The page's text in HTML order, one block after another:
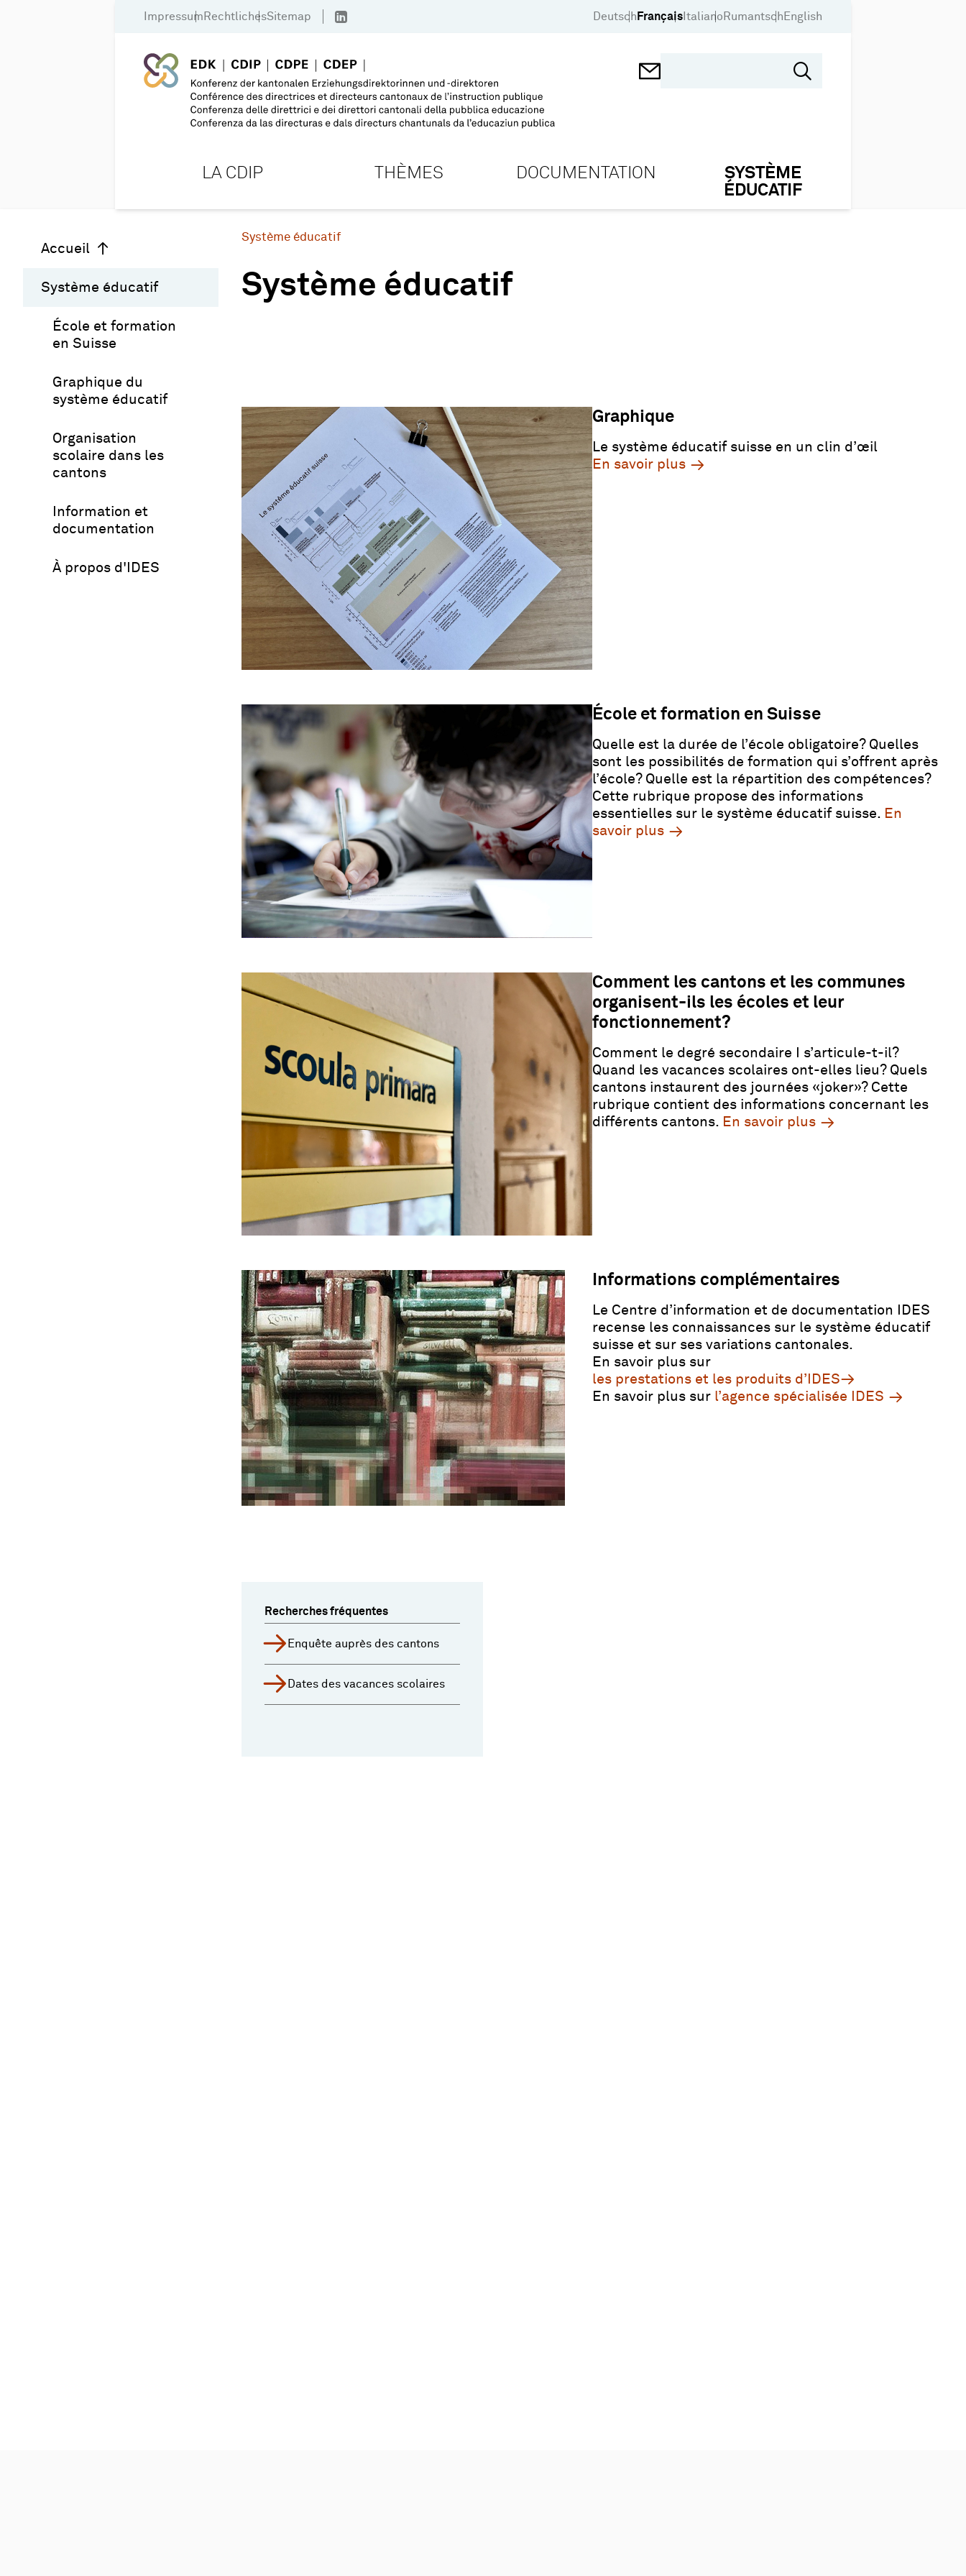
Impressum RechtlichesSitemap Deutsch Français Italiano Rumantsch English
LA CDIP THÈMES DOCUMENTATION
SYSTÈME
ÉDUCATIF
Accueil
Système éducatif
École et formation
en Suisse
Graphique du
système éducatif
Organisation
scolaire dans les
cantons
Information et
documentation
À propos d'IDES
Système éducatif
Système éducatif
Graphique
Le système éducatif suisse en un clin d’œil
En savoir plus
École et formation en Suisse
Quelle est la durée de l’école obligatoire? Quelles
sont les possibilités de formation qui s’offrent après
l’école? Quelle est la répartition des compétences?
Cette rubrique propose des informations
essentielles sur le système éducatif suisse. En
savoir plus
Comment les cantons et les communes
organisent-ils les écoles et leur
fonctionnement?
Comment le degré secondaire I s’articule-t-il?
Quand les vacances scolaires ont-elles lieu? Quels
cantons instaurent des journées «joker»? Cette
rubrique contient des informations concernant les
différents cantons. En savoir plus
Informations complémentaires
Le Centre d’information et de documentation IDES
recense les connaissances sur le système éducatif
suisse et sur ses variations cantonales.
En savoir plus sur
les prestations et les produits d’IDES
En savoir plus sur l’agence spécialisée IDES
Recherches fréquentes
Enquête auprès des cantons
Dates des vacances scolaires